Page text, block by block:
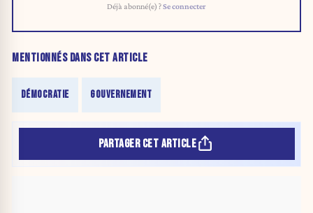
Déjà abonné(e) ?Se connecter
MENTIONNÉS DANS CET ARTICLE
DÉMOCRATIE GOUVERNEMENT
PARTAGER CET ARTICLE